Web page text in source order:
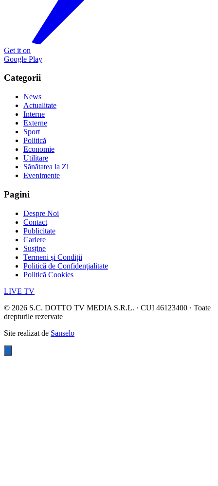
Get it on
Google Play
Categorii
News
Actualitate
Interne
Externe
Sport
Politică
Economie
Utilitare
Sănătatea la Zi
Evenimente
Pagini
Despre Noi
Contact
Publicitate
Cariere
Susține
Termeni și Condiții
Politică de Confidențialitate
Politică Cookies
LIVE TV
© 2026 S.C. DOTTO TV MEDIA S.R.L. · CUI 46123400 · Toate
drepturile rezervate
Site realizat de Sanselo